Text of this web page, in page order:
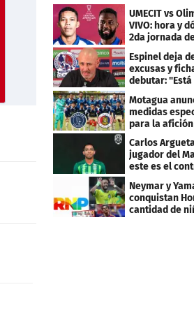
UMECIT vs
VIVO: hora y
2da jornada
Espinel deja
excusas y
debutar: "Está
Motagua
medidas
para la afición
de El Salvador
Carlos
jugador del
este es el
Neymar y
conquistan
cantidad de